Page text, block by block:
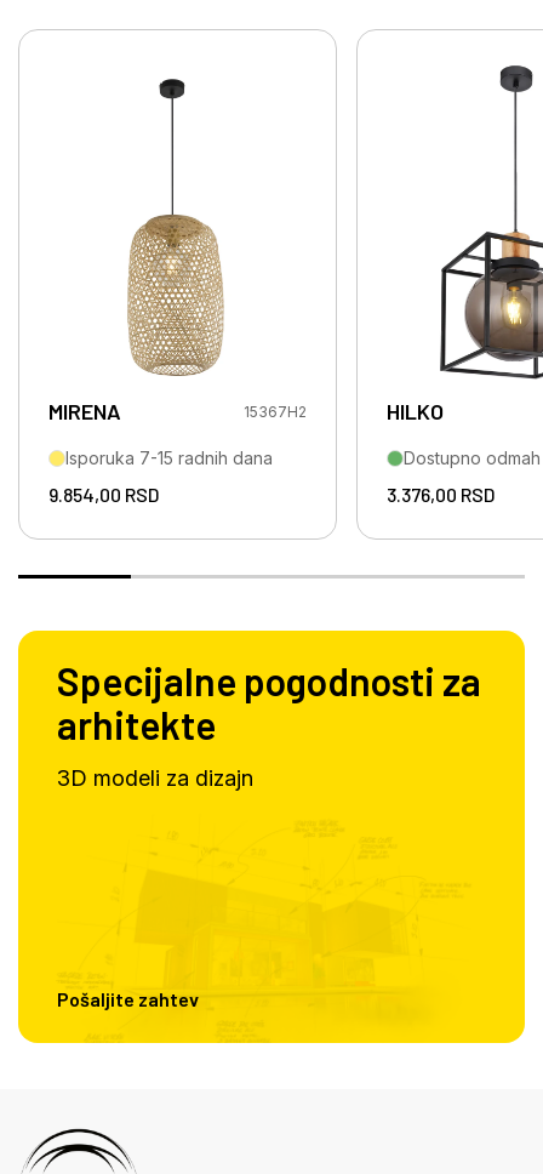
MIRENA 15367H2
Isporuka 7-15 radnih dana
9.854,00 RSD
HILKO
Dostupno odmah
3.376,00 RSD
Specijalne pogodnosti za
arhitekte
3D modeli za dizajn
Pošaljite zahtev